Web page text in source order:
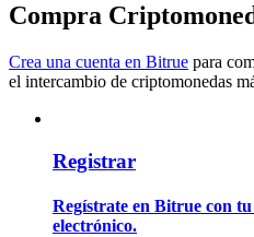
Disfruta del reparto de
Compra
Crea una cuenta en Bitrue para
el intercambio de criptomonedas
Registrar
Regístrate en Bitrue con
electrónico.